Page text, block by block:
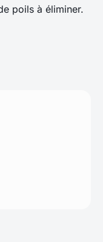
poils à éliminer.